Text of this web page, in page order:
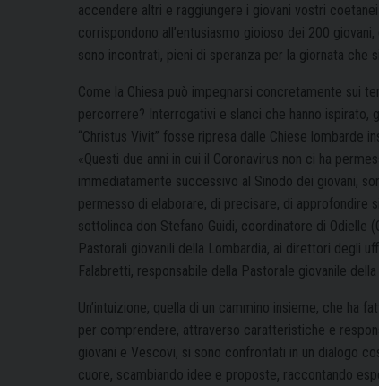
accendere altri e raggiungere i giovani vostri
corrispondono all’entusiasmo gioioso dei 200
sono incontrati, pieni di speranza per la giornata che
Come la Chiesa può impegnarsi concretamente sui
percorrere? Interrogativi e slanci che hanno ispirato,
“Christus Vivit” fosse ripresa dalle Chiese lombarde
«Questi due anni in cui il Coronavirus non ci ha
immediatamente successivo al Sinodo dei giovani,
permesso di elaborare, di precisare, di approfondire
sottolinea don Stefano Guidi, coordinatore di Odielle
Pastorali giovanili della Lombardia, ai direttori degli
Falabretti, responsabile della Pastorale giovanile
Un’intuizione, quella di un cammino insieme, che ha
per comprendere, attraverso caratteristiche e
giovani e Vescovi, si sono confrontati in un dialogo
cuore, scambiando idee e proposte, raccontando